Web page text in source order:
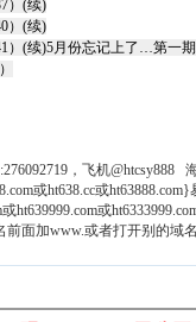
）(续)
）(续)
）(续)5月份忘记上了…第一
，飞机@htcsy888
或ht638.cc或
ht639999.com或
面加www.或者打开别的域